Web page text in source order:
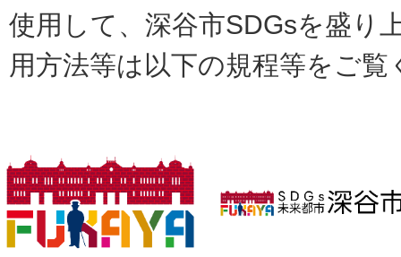
使用して、深谷市SDGsを盛り
用方法等は以下の規程等をご覧